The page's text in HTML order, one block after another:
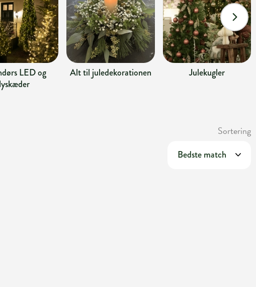
LED og
lyskæder
Alt til juledekorationen Julekugler
Sortering